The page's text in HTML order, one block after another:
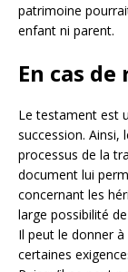
patrimoine
enfant ni parent.
En cas
Le testament est
succession.
processus de la
document lui
concernant les
large possibilité
Il peut le donner
certaines